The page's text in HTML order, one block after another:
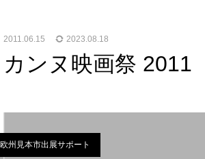
2011.06.15 2023.08.18
カンヌ映画祭
欧州見本市出展サポート